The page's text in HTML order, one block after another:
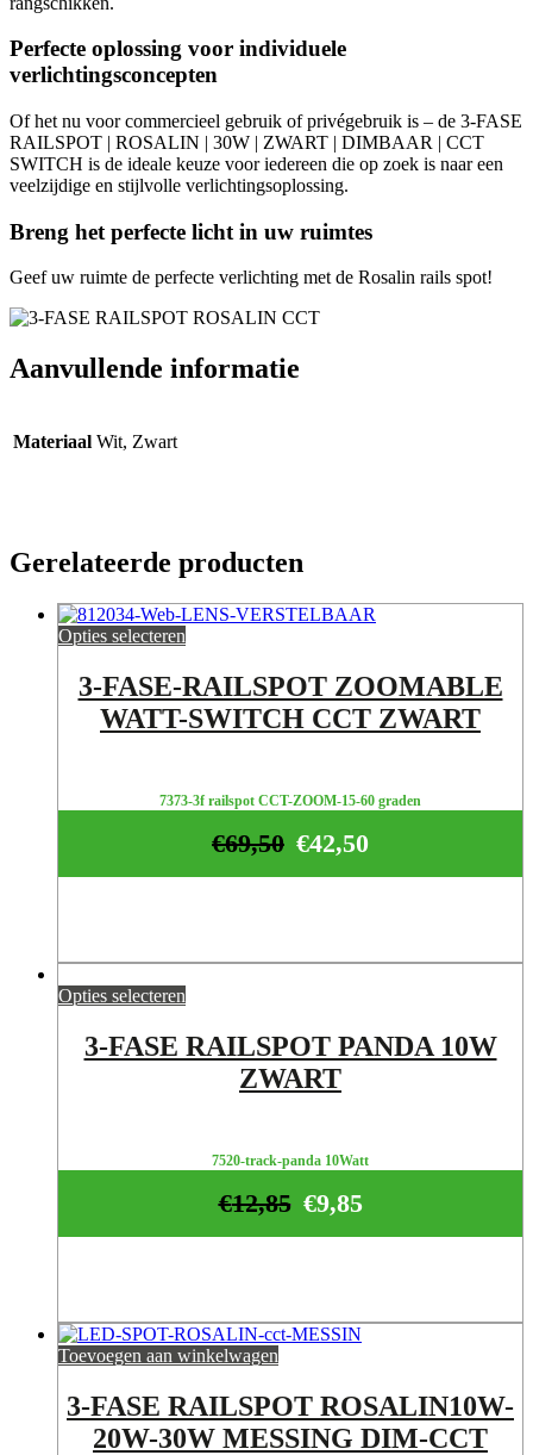
Perfecte oplossing voor individuele
verlichtingsconcepten
Of het nu voor commercieel gebruik of privégebruik is – de 3-FASE
RAILSPOT | ROSALIN | 30W | ZWART | DIMBAAR | CCT
SWITCH is de ideale keuze voor iedereen die op zoek is naar een
veelzijdige en stijlvolle verlichtingsoplossing.
Breng het perfecte licht in uw ruimtes
Geef uw ruimte de perfecte verlichting met de Rosalin rails spot!
Aanvullende informatie
Materiaal Wit, Zwart
Gerelateerde producten
Opties selecteren
3-FASE-RAILSPOT ZOOMABLE
WATT-SWITCH CCT ZWART
7373-3f railspot CCT-ZOOM-15-60 graden
€42,50
€69,50
Opties selecteren
3-FASE RAILSPOT PANDA 10W
ZWART
7520-track-panda 10Watt
€9,85
€12,85
Toevoegen aan winkelwagen
3-FASE RAILSPOT ROSALIN10W-
20W-30W MESSING DIM-CCT